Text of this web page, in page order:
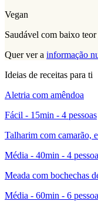
Vegan
Saudável com baixo
Quer ver a informação
Ideias de receitas para ti
Aletria com amêndoa
Fácil - 15min - 4 pessoas
Talharim com camarão,
Média - 40min - 4
Meada com bochechas
Média - 60min - 6